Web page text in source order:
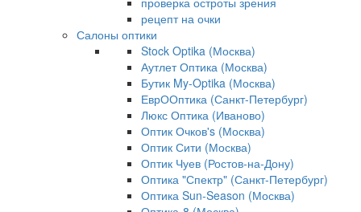
рецепт на очки
Салоны оптики
Stock Optika (Москва)
Аутлет Оптика (Москва)
Бутик My-Optika (Москва)
ЕврООптика (Санкт-Петербург)
Люкс Оптика (Иваново)
Оптик Очков's (Москва)
Оптик Сити (Москва)
Оптик Чуев (Ростов-на-Дону)
Оптика "Спектр" (Санкт-Петербург)
Оптика Sun-Season (Москва)